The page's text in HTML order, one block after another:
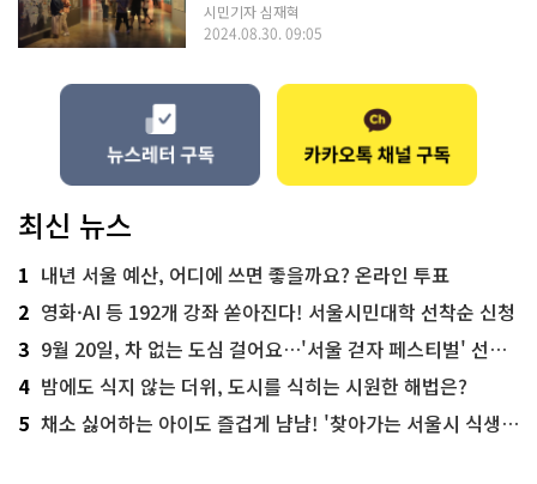
시민기자 심재혁
2024.08.30. 09:05
최신 뉴스
1 내년 서울 예산, 어디에 쓰면 좋을까요? 온라인 투표
2 영화·AI 등 192개 강좌 쏟아진다! 서울시민대학 선착순 신청
3 9월 20일, 차 없는 도심 걸어요…'서울 걷자 페스티벌' 선착순 5천명
4 밤에도 식지 않는 더위, 도시를 식히는 시원한 해법은?
5 채소 싫어하는 아이도 즐겁게 냠냠! '찾아가는 서울시 식생활 교육' 현장